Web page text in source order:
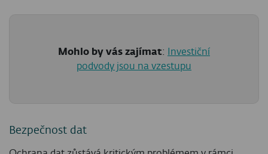
Mohlo by vás zajímat:
Investiční
podvody jsou na vzestupu
Bezpečnost dat